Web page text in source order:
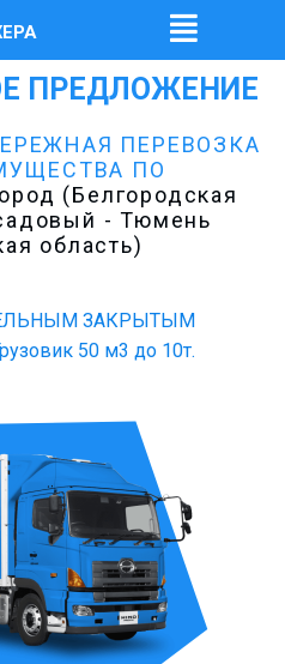
ПРЕДЛОЖЕНИЕ
ПЕРЕВОЗКА
ПО
(Белгородская
- Тюмень
область)
ЗАКРЫТЫМ
50 м3 до 10т.